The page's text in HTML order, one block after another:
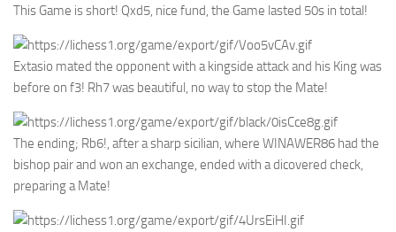
This Game is short! Qxd5, nice fund, the Game lasted 50s in total!
Extasio mated the opponent with a kingside attack and his King was
before on f3! Rh7 was beautiful, no way to stop the Mate!
The ending; Rb6!, after a sharp sicilian, where WINAWER86 had the
bishop pair and won an exchange, ended with a dicovered check,
preparing a Mate!